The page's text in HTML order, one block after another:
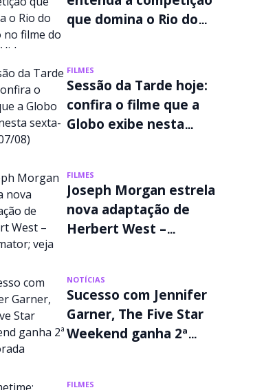
que domina o Rio do
FILMES
Sessão da Tarde hoje:
confira o filme que a
Globo exibe nesta
FILMES
Joseph Morgan estrela
nova adaptação de
Herbert West –
NOTÍCIAS
Sucesso com Jennifer
Garner, The Five Star
Weekend ganha 2ª
FILMES